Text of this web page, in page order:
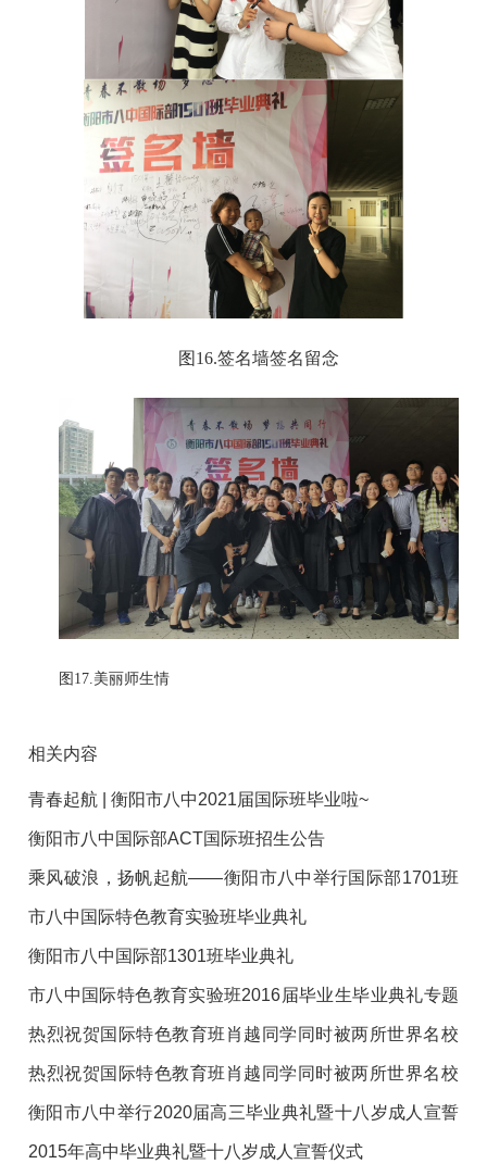
图 16.签名墙签名留念
图 17.美丽师生情
相关内容
青春起航 | 衡阳市八中2021届国际班毕业啦~
衡阳市八中国际部ACT国际班招生公告
乘风破浪，扬帆起航——衡阳市八中举行国际部1701班
毕业典礼
市八中国际特色教育实验班毕业典礼
衡阳市八中国际部1301班毕业典礼
市八中国际特色教育实验班2016届毕业生毕业典礼专题
报道
热烈祝贺国际特色教育班肖越同学同时被两所世界名校
录取
热烈祝贺国际特色教育班肖越同学同时被两所世界名校
录取
衡阳市八中举行2020届高三毕业典礼暨十八岁成人宣誓
仪式
2015年高中毕业典礼暨十八岁成人宣誓仪式